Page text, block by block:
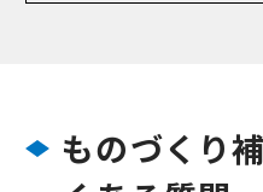
ものづくり